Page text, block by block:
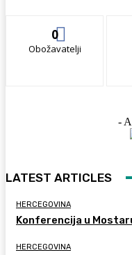
0
Obožavatelji
-
LATEST ARTICLES
HERCEGOVINA
Konferencija u
HERCEGOVINA